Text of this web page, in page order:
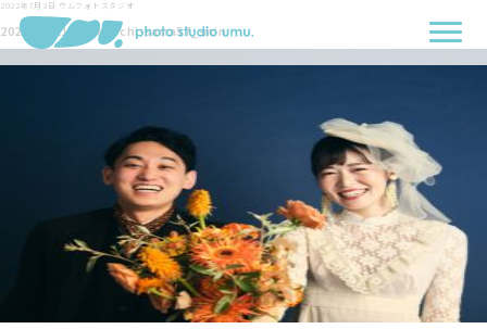
2022年7月3日 ウムフォトスタジオ
2022-06-11-Nakabachi-sama57_-min